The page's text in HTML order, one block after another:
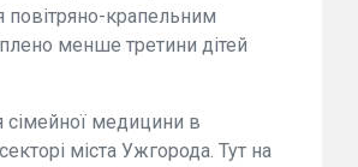
повітряно-крапельним
менше третини дітей
сімейної медицини в
міста Ужгорода. Тут на